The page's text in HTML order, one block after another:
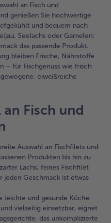
an Fisch und
genießen Sie hochwertige
und bequem nach
Seelachs oder Garnelen:
das passende Produkt.
bleiben Frische, Nährstoffe
– für Fischgenuss wie frisch
eiweißreiche
Fisch und
Auswahl an Fischfilets und
Produkten bis hin zu
Lachs, feines Fischfilet
jeden Geschmack ist etwas
leichte und gesunde Küche.
vielseitig einsetzbar, eignet
das unkomplizierte